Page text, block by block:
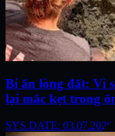
Bí ẩn lòng đất: Vì
lại mắc kẹt trong
SYS.DATE: 03.07.2026